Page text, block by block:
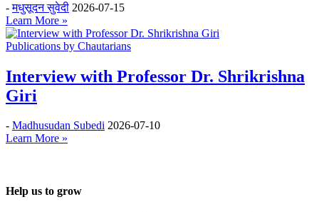
-मधुसूदन सुवेदी 2026-07-15
Learn More »
Publications by Chautarians
Interview with Professor Dr. Shrikrishna
Giri
- Madhusudan Subedi 2026-07-10
Learn More »
Help us to grow